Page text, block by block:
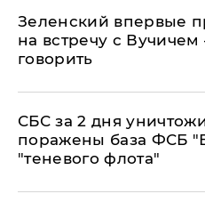
Зеленский впервые
на встречу с Вучичем
говорить
СБС за 2 дня
поражены база ФСБ
"теневого флота"